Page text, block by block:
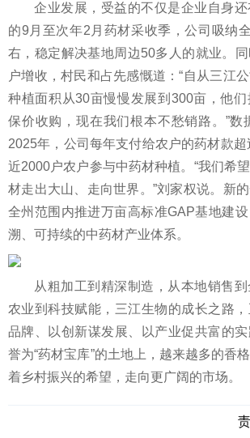
企业发展，受益的不仅是企业自身
的9月至次年2月药材采收季，公司吸纳
右，稳定解决基地周边50多人的就业。
户增收，村民和占先感慨道：“自从三江
种植面积从30亩慢慢发展到300亩，他
保价收购，现在我们根本不愁销路。”数
2025年，公司每年支付给农户的药材款
近2000户农户参与中药材种植。“我们希
材走出大山、走向世界。”刘家权说。新
全州范围内推进万亩高标准GAP基地建
溯、可持续的中药材产业体系。
从粗加工到精深制造，从本地销售
农业到科技赋能，三江生物的成长之路
品牌、以创新谋发展、以产业促共富的
誉为“药材宝库”的土地上，越来越多的香
着乡村振兴的希望，走向更广阔的市场。